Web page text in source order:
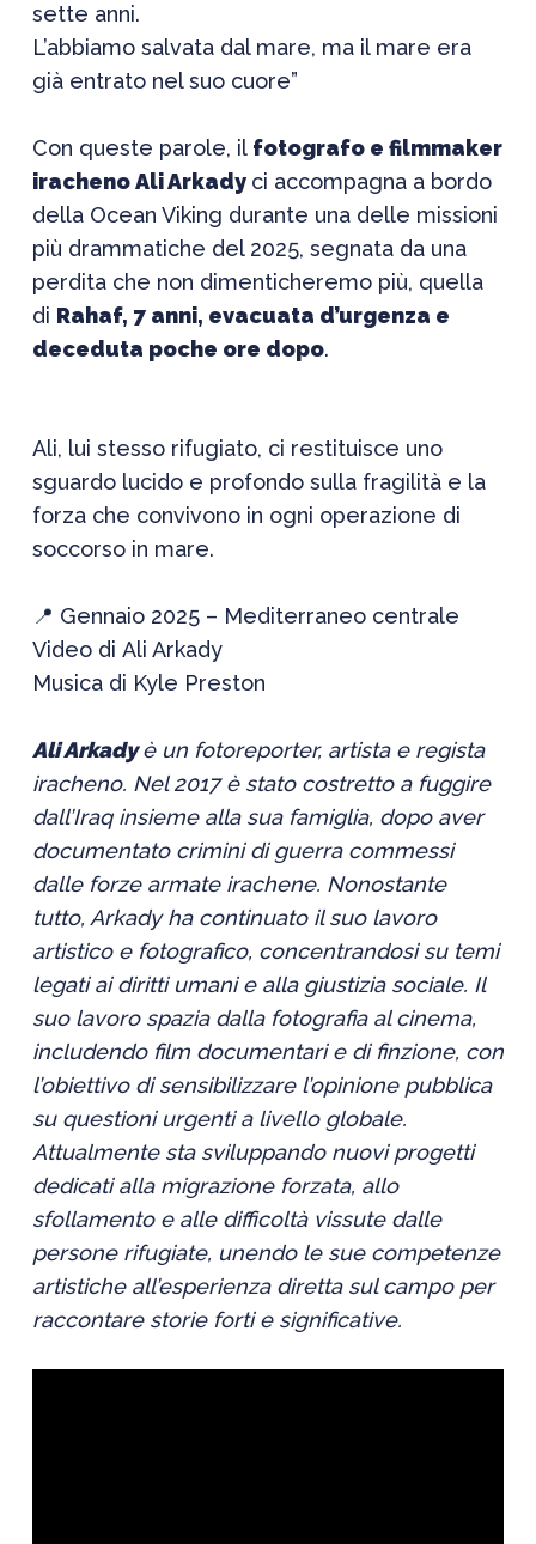
sette anni.
L’abbiamo salvata dal mare, ma il mare era
già entrato nel suo cuore”
Con queste parole, il fotografo e filmmaker
iracheno Ali Arkady ci accompagna a bordo
della Ocean Viking durante una delle missioni
più drammatiche del 2025, segnata da una
perdita che non dimenticheremo più, quella
di Rahaf, 7 anni, evacuata d’urgenza e
deceduta poche ore dopo.
Ali, lui stesso rifugiato, ci restituisce uno
sguardo lucido e profondo sulla fragilità e la
forza che convivono in ogni operazione di
soccorso in mare.
📍 Gennaio 2025 – Mediterraneo centrale
Video di Ali Arkady
Musica di Kyle Preston
Ali Arkadyè un fotoreporter, artista e regista
iracheno. Nel 2017 è stato costretto a fuggire
dall’Iraq insieme alla sua famiglia, dopo aver
documentato crimini di guerra commessi
dalle forze armate irachene. Nonostante
tutto, Arkady ha continuato il suo lavoro
artistico e fotografico, concentrandosi su temi
legati ai diritti umani e alla giustizia sociale. Il
suo lavoro spazia dalla fotografia al cinema,
includendo film documentari e di finzione, con
l’obiettivo di sensibilizzare l’opinione pubblica
su questioni urgenti a livello globale.
Attualmente sta sviluppando nuovi progetti
dedicati alla migrazione forzata, allo
sfollamento e alle difficoltà vissute dalle
persone rifugiate, unendo le sue competenze
artistiche all’esperienza diretta sul campo per
raccontare storie forti e significative.